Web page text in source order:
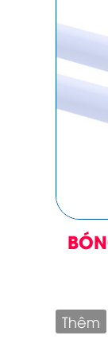
Thêm